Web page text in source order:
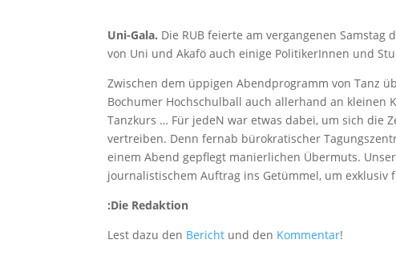
Uni-Gala. Die RUB feierte am vergangenen
von Uni und Akafö auch einige PolitikerInnen und
Zwischen dem üppigen Abendprogramm von Tanz
Bochumer Hochschulball auch allerhand an kleinen
Tanzkurs … Für jedeN war etwas dabei, um sich die
vertreiben. Denn fernab bürokratischer
einem Abend gepflegt manierlichen Übermuts.
journalistischem Auftrag ins Getümmel, um
:Die Redaktion
Lest dazu den Bericht und den Kommentar!